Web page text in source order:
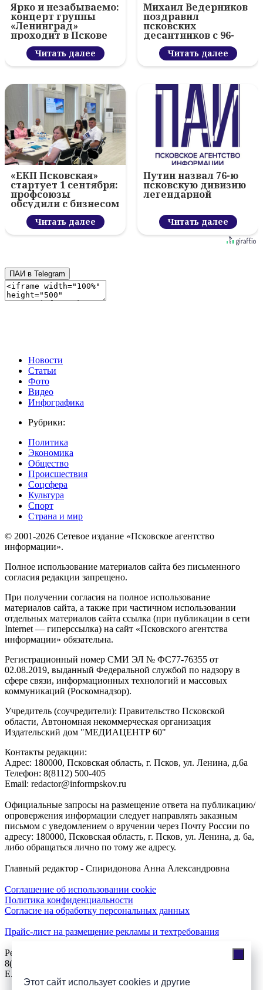
Этот сайт использует cookies и другие
Ярко и незабываемо:
концерт группы
«Ленинград»
проходит в Пскове
Читать далее
Михаил Ведерников
поздравил
псковских
десантников с 96-
летием ВДВ и
вручил награды
Читать далее
«ЕКП Псковская»
стартует 1 сентября:
профсоюзы
обсудили с бизнесом
новый цифровой
проектЧитать далее
Путин назвал 76-ю
псковскую дивизию
легендарной
Читать далее
ПАИ в Telegram
Новости
Статьи
Фото
Видео
Инфографика
Рубрики:
Политика
Экономика
Общество
Происшествия
Соцсфера
Культура
Спорт
Страна и мир
© 2001-2026 Сетевое издание «Псковское агентство
информации».
Полное использование материалов сайта без письменного
согласия редакции запрещено.
При получении согласия на полное использование
материалов сайта, а также при частичном использовании
отдельных материалов сайта ссылка (при публикации в сети
Internet — гиперссылка) на сайт «Псковского агентства
информации» обязательна.
Регистрационный номер СМИ ЭЛ № ФС77-76355 от
02.08.2019, выданный Федеральной службой по надзору в
сфере связи, информационных технологий и массовых
коммуникаций (Роскомнадзор).
Учредитель (соучредители): Правительство Псковской
области, Автономная некоммерческая организация
Издательский дом "МЕДИАЦЕНТР 60"
Контакты редакции:
Адреc: 180000, Псковская область, г. Псков, ул. Ленина, д.6а
Телефон: 8(8112) 500-405
Email: redactor@informpskov.ru
Официальные запросы на размещение ответа на публикацию/
опровержения информации следует направлять заказным
письмом с уведомлением о вручении через Почту России по
адресу: 180000, Псковская область, г. Псков, ул. Ленина, д. 6а,
либо обращаться лично по тому же адресу.
Главный редактор - Спиридонова Анна Александровна
Соглашение об использовании cookie
Политика конфиденциальности
Согласие на обработку персональных данных
Прайс-лист на размещение рекламы и техтребования
Реклама на сайте
8(921)508-52-62, телефон 8(8112) 500-131
E.Sezeikina@mhpsk.ru